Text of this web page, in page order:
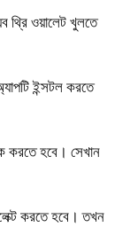
থ্রি ওয়ালেট খুলতে
ইন্সটল করতে
করতে হবে। সেখান
করতে হবে। তখন